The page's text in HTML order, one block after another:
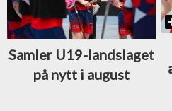
Samler U19-landslaget
på nytt i august